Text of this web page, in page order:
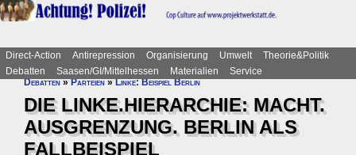
Direct-Action Antirepression Organisierung Umwelt
Theorie&Politik
Debatten
Saasen/GI/Mittelhessen Materialien
Service
Debatten»Parteien»Linke: Beispiel Berlin
DIE LINKE.HIERARCHIE: MACHT.
AUSGRENZUNG. BERLIN ALS
FALLBEISPIEL